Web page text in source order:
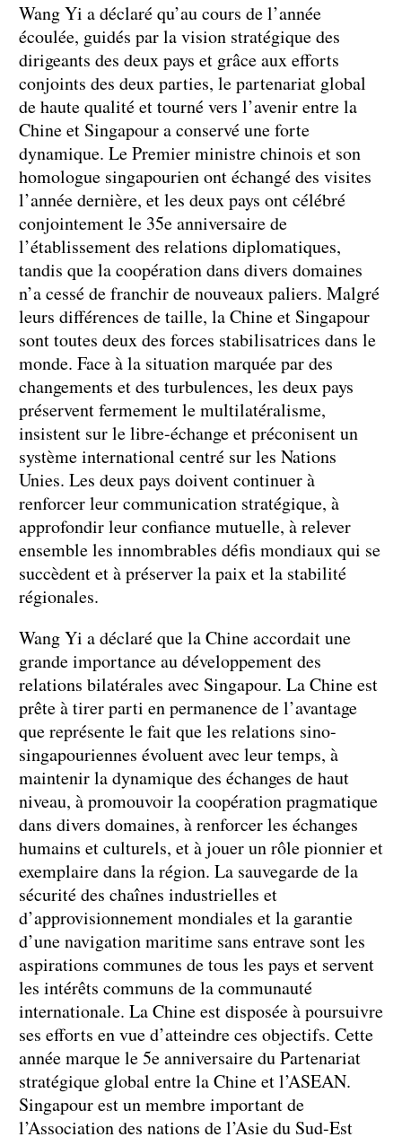
Wang Yi a déclaré qu’au cours de l’année
écoulée, guidés par la vision stratégique des
dirigeants des deux pays et grâce aux efforts
conjoints des deux parties, le partenariat global
de haute qualité et tourné vers l’avenir entre la
Chine et Singapour a conservé une forte
dynamique. Le Premier ministre chinois et son
homologue singapourien ont échangé des visites
l’année dernière, et les deux pays ont célébré
conjointement le 35e anniversaire de
l’établissement des relations diplomatiques,
tandis que la coopération dans divers domaines
n’a cessé de franchir de nouveaux paliers. Malgré
leurs différences de taille, la Chine et Singapour
sont toutes deux des forces stabilisatrices dans le
monde. Face à la situation marquée par des
changements et des turbulences, les deux pays
préservent fermement le multilatéralisme,
insistent sur le libre-échange et préconisent un
système international centré sur les Nations
Unies. Les deux pays doivent continuer à
renforcer leur communication stratégique, à
approfondir leur confiance mutuelle, à relever
ensemble les innombrables défis mondiaux qui se
succèdent et à préserver la paix et la stabilité
régionales.
Wang Yi a déclaré que la Chine accordait une
grande importance au développement des
relations bilatérales avec Singapour. La Chine est
prête à tirer parti en permanence de l’avantage
que représente le fait que les relations sino-
singapouriennes évoluent avec leur temps, à
maintenir la dynamique des échanges de haut
niveau, à promouvoir la coopération pragmatique
dans divers domaines, à renforcer les échanges
humains et culturels, et à jouer un rôle pionnier et
exemplaire dans la région. La sauvegarde de la
sécurité des chaînes industrielles et
d’approvisionnement mondiales et la garantie
d’une navigation maritime sans entrave sont les
aspirations communes de tous les pays et servent
les intérêts communs de la communauté
internationale. La Chine est disposée à poursuivre
ses efforts en vue d’atteindre ces objectifs. Cette
année marque le 5e anniversaire du Partenariat
stratégique global entre la Chine et l’ASEAN.
Singapour est un membre important de
l’Association des nations de l’Asie du Sud-Est